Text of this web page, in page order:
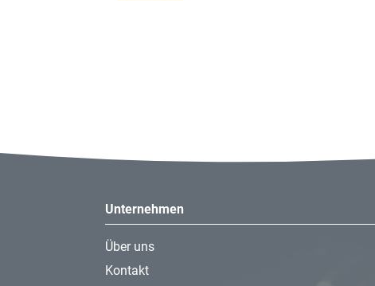
Unternehmen
Über uns
Kontakt